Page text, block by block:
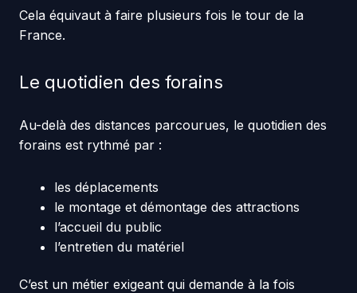
Cela équivaut à faire plusieurs fois le tour de la
France.
Le quotidien des forains
Au-delà des distances parcourues, le quotidien des
forains est rythmé par :
les déplacements
le montage et démontage des attractions
l’accueil du public
l’entretien du matériel
C’est un métier exigeant qui demande à la fois